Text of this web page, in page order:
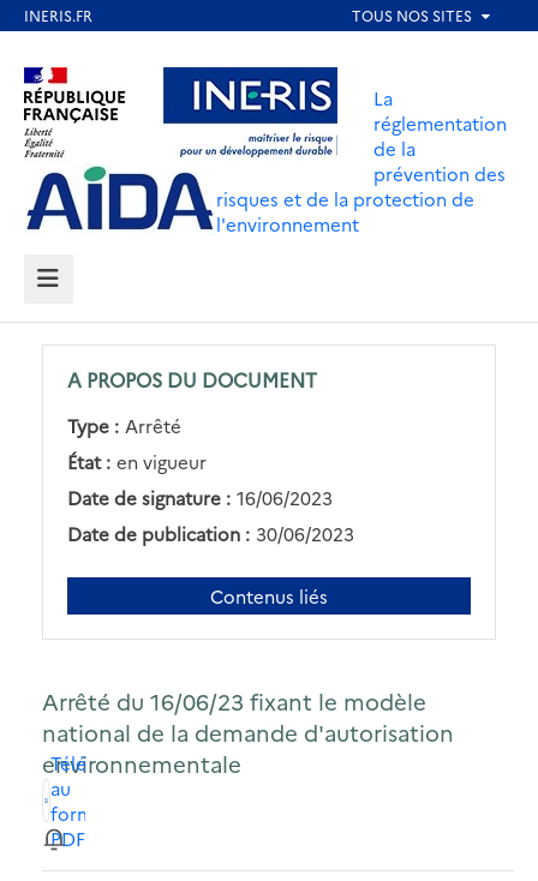
contenu
principal
Aller au contenu Aller au menu
Aller au pied de page
La
réglementation
de la
prévention des
risques et de la protection de
l'environnement
MENU
A PROPOS DU DOCUMENT
Type : Arrêté
État : en vigueur
Date de signature : 16/06/2023
Date de publication : 30/06/2023
Contenus liés
Arrêté du 16/06/23 fixant le modèle
national de la demande d'autorisation
environnementale
Télécharger
au
format
PDF